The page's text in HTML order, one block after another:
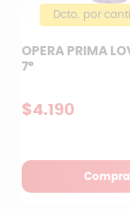
Dcto. por
OPERA PRIMA
7°
$4.190